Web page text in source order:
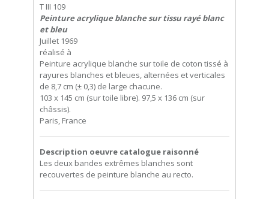
T III 109
Peinture acrylique blanche sur tissu rayé blanc
et bleu
Juillet 1969
réalisé à
Peinture acrylique blanche sur toile de coton tissé à
rayures blanches et bleues, alternées et verticales
de 8,7 cm (± 0,3) de large chacune.
103 x 145 cm (sur toile libre). 97,5 x 136 cm (sur
châssis).
Paris, France
Description oeuvre catalogue raisonné
Les deux bandes extrêmes blanches sont
recouvertes de peinture blanche au recto.